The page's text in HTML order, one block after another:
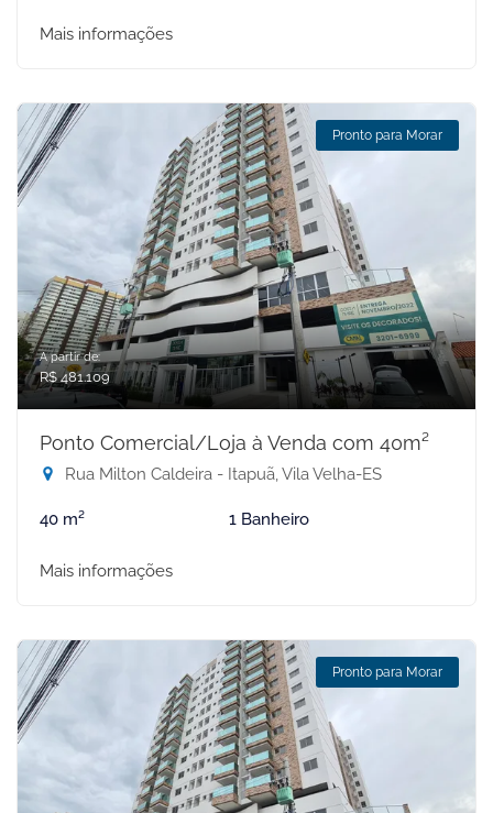
Mais informações
Pronto para Morar
A partir de:
R$ 481.109
Ponto Comercial/Loja à Venda com 40m²
Rua Milton Caldeira - Itapuã, Vila Velha-ES
40 m² 1 Banheiro
Mais informações
Pronto para Morar